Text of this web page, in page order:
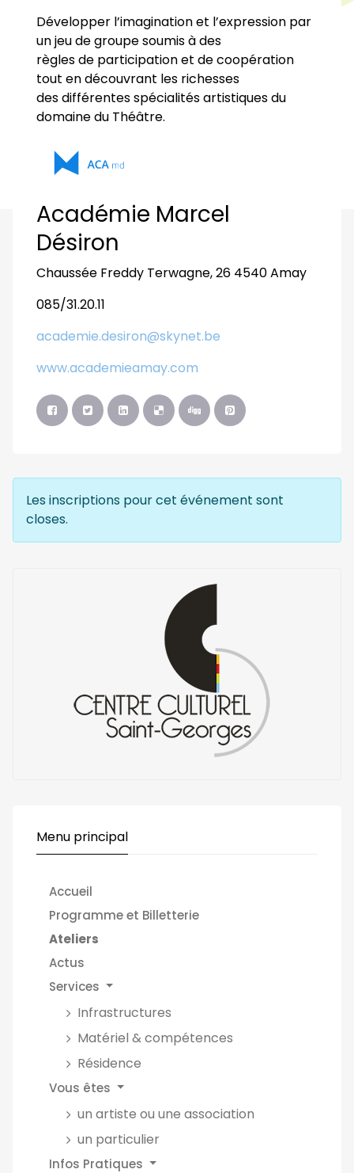
Développer l’imagination et l’expression par
un jeu de groupe soumis à des
règles de participation et de coopération
tout en découvrant les richesses
des différentes spécialités artistiques du
domaine du Théâtre.
Académie Marcel
Désiron
Chaussée Freddy Terwagne, 26 4540 Amay
085/31.20.11
academie.desiron@skynet.be
www.academieamay.com
Les inscriptions pour cet événement sont
closes.
Menu principal
Accueil
Programme et Billetterie
Ateliers
Actus
Services
Infrastructures
Matériel & compétences
Résidence
Vous êtes
un artiste ou une association
un particulier
Infos Pratiques